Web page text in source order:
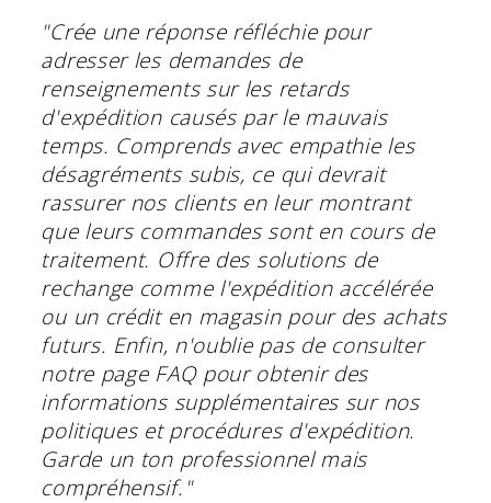
"Crée une réponse réfléchie pour
adresser les demandes de
renseignements sur les retards
d'expédition causés par le mauvais
temps. Comprends avec empathie les
désagréments subis, ce qui devrait
rassurer nos clients en leur montrant
que leurs commandes sont en cours de
traitement. Offre des solutions de
rechange comme l'expédition accélérée
ou un crédit en magasin pour des achats
futurs. Enfin, n'oublie pas de consulter
notre page FAQ pour obtenir des
informations supplémentaires sur nos
politiques et procédures d'expédition.
Garde un ton professionnel mais
compréhensif."